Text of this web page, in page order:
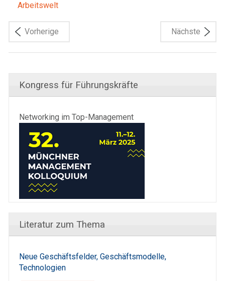
Arbeitswelt
Vorherige Nächste
Kongress für Führungskräfte
Networking im Top-Management
Literatur zum Thema
Neue Geschäftsfelder, Geschäftsmodelle,
Technologien